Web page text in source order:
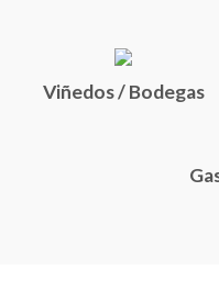
Viñedos / Bodegas